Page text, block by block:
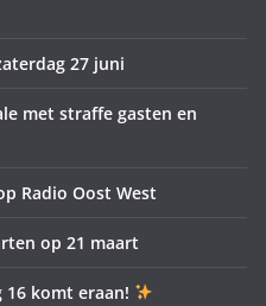
27 juni
met straffe gasten en
Radio Oost West
op 21 maart
16 komt eraan!